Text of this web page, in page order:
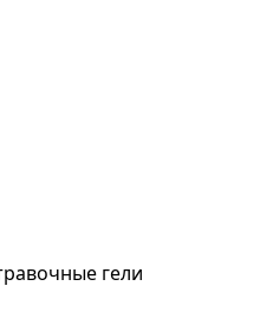
гели